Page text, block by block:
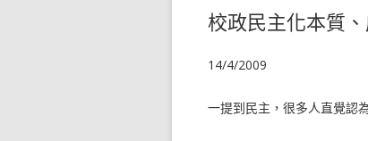
校政民主化本質
14/4/2009
一提到民主，很多人直覺認